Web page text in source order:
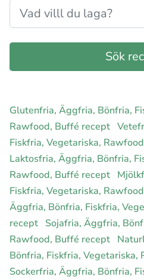
Glutenfria, Äggfria, Bönfria,
Rawfood, Buffé recept
Fiskfria, Vegetariska,
Laktosfria, Äggfria, Bönfria,
Rawfood, Buffé recept
Fiskfria, Vegetariska,
Äggfria, Bönfria, Fiskfria,
recept Sojafria, Äggfria,
Rawfood, Buffé recept
Bönfria, Fiskfria,
Sockerfria, Äggfria, Bönfria,